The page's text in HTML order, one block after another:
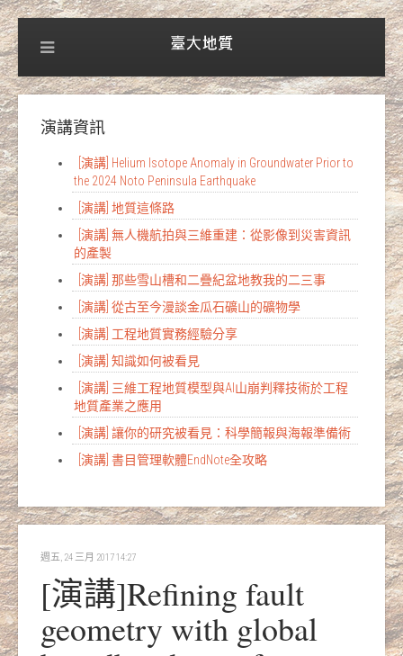
演講資訊
[演講] Helium Isotope Anomaly in Groundwater Prior to
the 2024 Noto Peninsula Earthquake
[演講] 地質這條路
[演講] 無人機航拍與三維重建：從影像到災害資訊
的產製
[演講] 那些雪山槽和二疊紀盆地教我的二三事
[演講] 從古至今漫談金瓜石礦山的礦物學
[演講] 工程地質實務經驗分享
[演講] 知識如何被看見
[演講] 三維工程地質模型與AI山崩判釋技術於工程
地質產業之應用
[演講] 讓你的研究被看見：科學簡報與海報準備術
[演講] 書目管理軟體EndNote全攻略
週五, 24 三月 2017 14:27
[演講]Refining fault
geometry with global